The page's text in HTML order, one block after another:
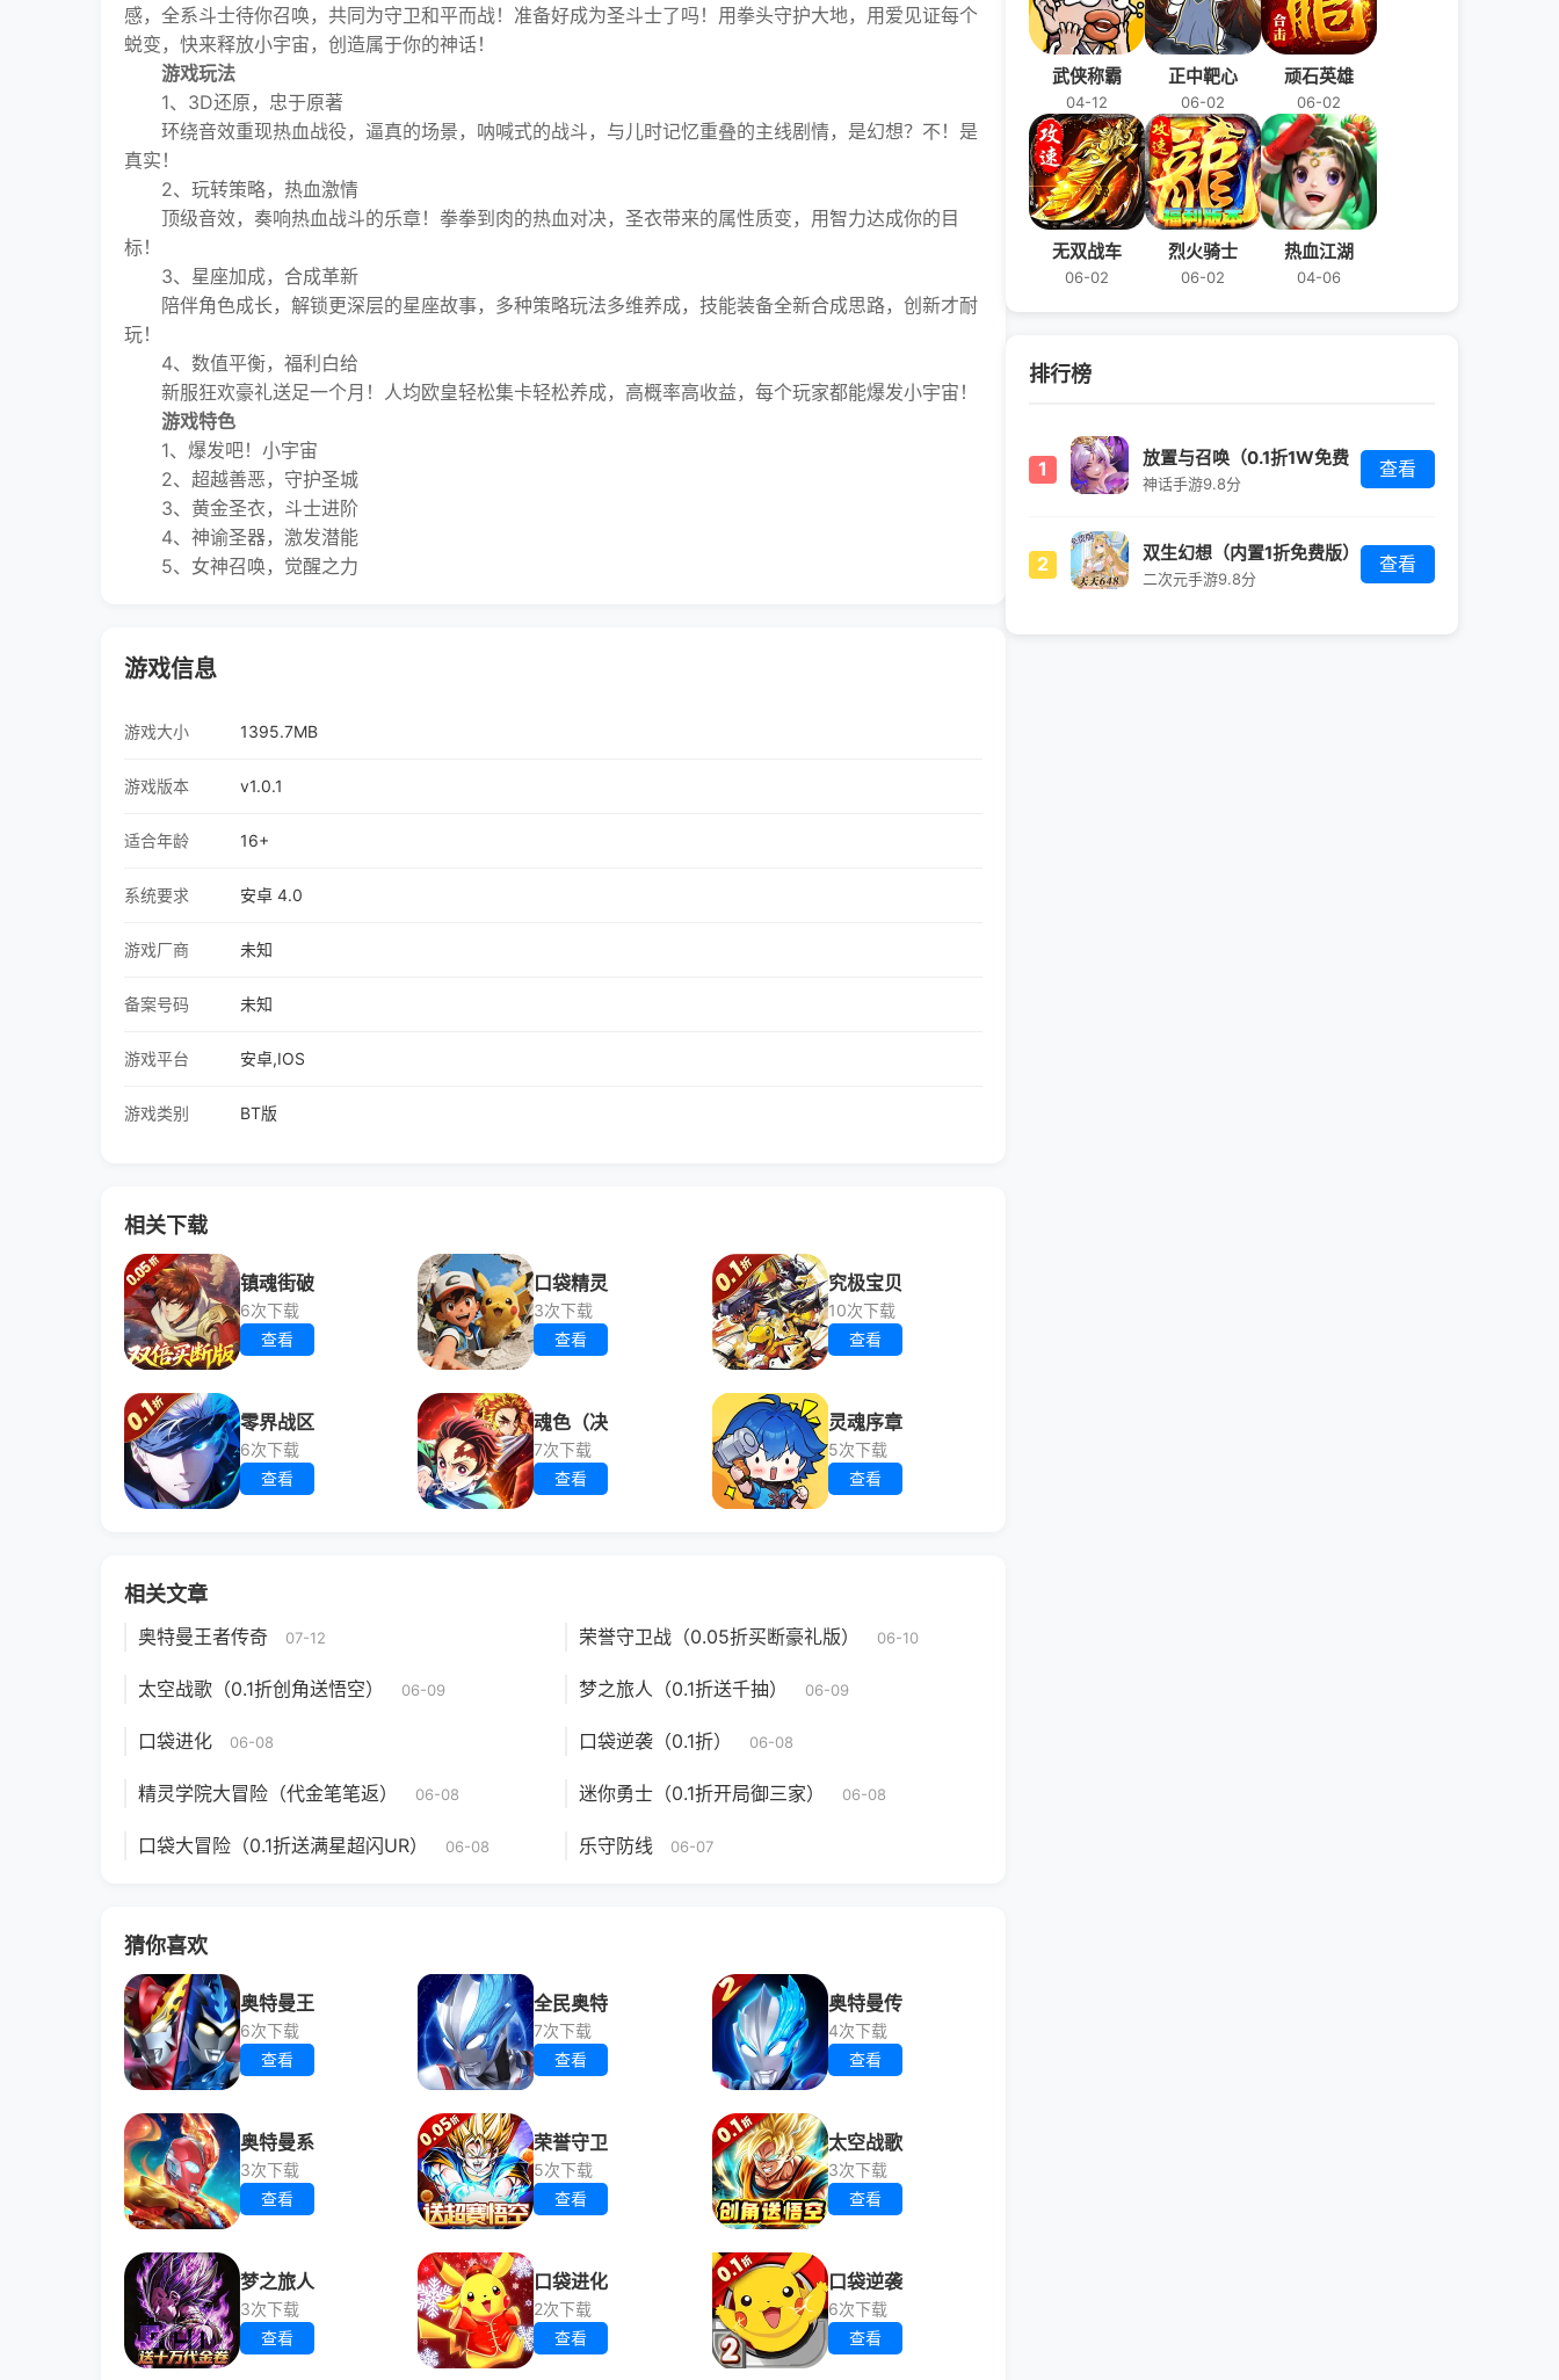
感，全系斗士待你召唤，共同为守卫和平而战！准备好成为圣斗士了吗！用拳头守护大地，用爱见证每个
蜕变，快来释放小宇宙，创造属于你的神话！
游戏玩法
1、3D还原，忠于原著
环绕音效重现热血战役，逼真的场景，呐喊式的战斗，与儿时记忆重叠的主线剧情，是幻想？不！是
真实！
2、玩转策略，热血激情
顶级音效，奏响热血战斗的乐章！拳拳到肉的热血对决，圣衣带来的属性质变，用智力达成你的目
标！
3、星座加成，合成革新
陪伴角色成长，解锁更深层的星座故事，多种策略玩法多维养成，技能装备全新合成思路，创新才耐
玩！
4、数值平衡，福利白给
新服狂欢豪礼送足一个月！人均欧皇轻松集卡轻松养成，高概率高收益，每个玩家都能爆发小宇宙！
游戏特色
1、爆发吧！小宇宙
2、超越善恶，守护圣城
3、黄金圣衣，斗士进阶
4、神谕圣器，激发潜能
5、女神召唤，觉醒之力
游戏信息
游戏大小 1395.7MB
游戏版本 v1.0.1
适合年龄 16+
系统要求 安卓 4.0
游戏厂商 未知
备案号码 未知
游戏平台 安卓,IOS
游戏类别 BT版
相关下载
镇魂街破
6次下载
查看
口袋精灵
3次下载
查看
究极宝贝
10次下载
查看
零界战区
6次下载
查看
魂色（决
7次下载
查看
灵魂序章
5次下载
查看
相关文章
奥特曼王者传奇 07-12 荣誉守卫战（0.05折买断豪礼版） 06-10
太空战歌（0.1折创角送悟空） 06-09 梦之旅人（0.1折送千抽） 06-09
口袋进化 06-08 口袋逆袭（0.1折） 06-08
精灵学院大冒险（代金笔笔返） 06-08 迷你勇士（0.1折开局御三家） 06-08
口袋大冒险（0.1折送满星超闪UR） 06-08 乐守防线 06-07
猜你喜欢
奥特曼王
6次下载
查看
全民奥特
7次下载
查看
奥特曼传
4次下载
查看
奥特曼系
3次下载
查看
荣誉守卫
5次下载
查看
太空战歌
3次下载
查看
梦之旅人
3次下载
查看
口袋进化
2次下载
查看
口袋逆袭
6次下载
查看
武侠称霸
04-12
正中靶心
06-02
顽石英雄
06-02
无双战车
06-02
烈火骑士
06-02
热血江湖
04-06
排行榜
1
放置与召唤（0.1折1W免费
版）
神话手游9.8分
查看
2 双生幻想（内置1折免费版）
二次元手游9.8分
查看